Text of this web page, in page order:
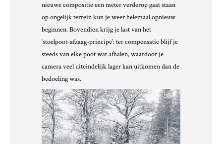
nieuwe compositie een meter verderop gaat staan
op ongelijk terrein kun je weer helemaal opnieuw
beginnen. Bovendien krijg je last van het
‘stoelpoot-afzaag-principe’: ter compensatie blijf je
steeds van elke poot wat afhalen, waardoor je
camera veel uiteindelijk lager kan uitkomen dan de
bedoeling was.